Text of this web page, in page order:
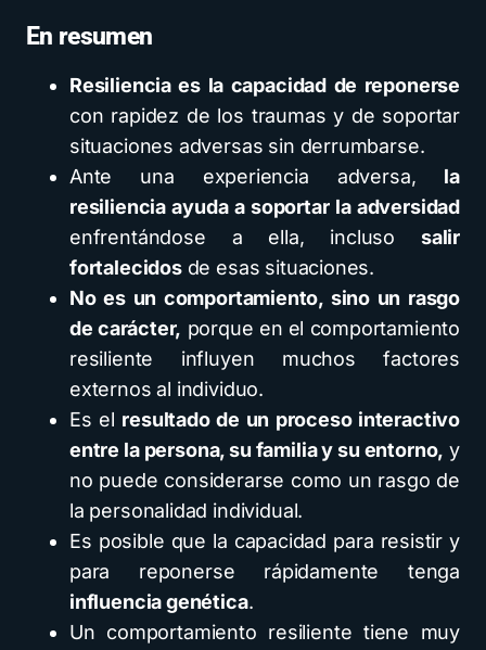
En resumen
Resiliencia es la capacidad de reponerse
con rapidez de los traumas y de soportar
situaciones adversas sin derrumbarse.
Ante una experiencia adversa, la
resiliencia ayuda a soportar la adversidad
enfrentándose a ella, incluso salir
fortalecidosde esas situaciones.
No es un comportamiento, sino un rasgo
de carácter, porque en el comportamiento
resiliente influyen muchos factores
externos al individuo.
Es el resultado de un proceso interactivo
entre la persona, su familia y su entorno, y
no puede considerarse como un rasgo de
la personalidad individual.
Es posible que la capacidad para resistir y
para reponerse rápidamente tenga
influencia genética.
Un comportamiento resiliente tiene muy